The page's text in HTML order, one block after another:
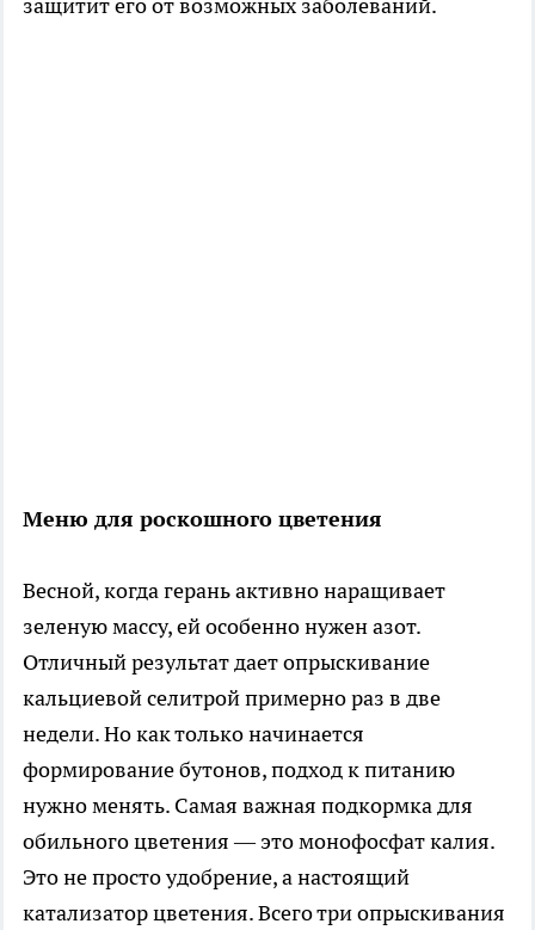
Меню для роскошного цветения
Весной, когда герань активно наращивает
зеленую массу, ей особенно нужен азот.
Отличный результат дает опрыскивание
кальциевой селитрой примерно раз в две
недели. Но как только начинается
формирование бутонов, подход к питанию
нужно менять. Самая важная подкормка для
обильного цветения — это монофосфат калия.
Это не просто удобрение, а настоящий
катализатор цветения. Всего три опрыскивания